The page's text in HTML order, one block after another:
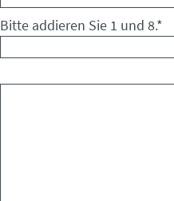
Bitte addieren Sie 1 und 8.*